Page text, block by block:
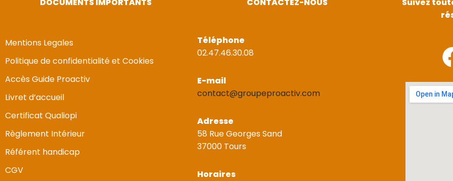
Mentions Legales
Politique de confidentialité et Cookies
Accès Guide Proactiv
Livret d’accueil
Certificat Qualiopi
Règlement Intérieur
Référent handicap
CGV
Téléphone
02.47.46.30.08
E-mail
contact@groupeproactiv.com
Adresse
58 Rue Georges Sand
37000 Tours
Horaires